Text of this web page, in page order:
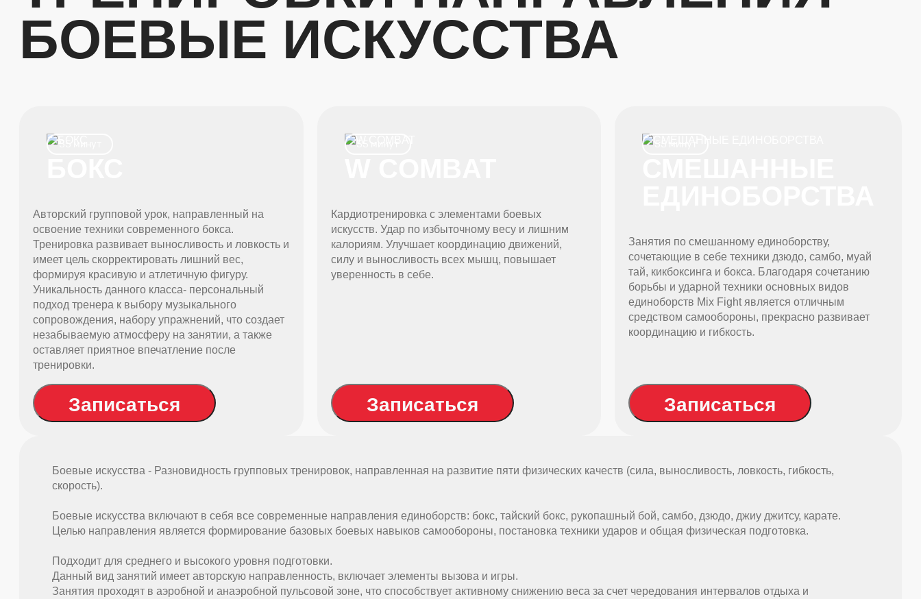
БОЕВЫЕ ИСКУССТВА
Авторский групповой урок, направленный на
освоение техники современного бокса.
Тренировка развивает выносливость и ловкость и
имеет цель скорректировать лишний вес,
формируя красивую и атлетичную фигуру.
Уникальность данного класса- персональный
подход тренера к выбору музыкального
сопровождения, набору упражнений, что создает
незабываемую атмосферу на занятии, а также
оставляет приятное впечатление после
тренировки.
Записаться
Кардиотренировка с элементами боевых
искусств. Удар по избыточному весу и лишним
калориям. Улучшает координацию движений,
силу и выносливость всех мышц, повышает
уверенность в себе.
Записаться
Занятия по смешанному единоборству,
сочетающие в себе техники дзюдо, самбо, муай
тай, кикбоксинга и бокса. Благодаря сочетанию
борьбы и ударной техники основных видов
единоборств Mix Fight является отличным
средством самообороны, прекрасно развивает
координацию и гибкость.
Записаться
Боевые искусства - Разновидность групповых тренировок, направленная на развитие пяти физических качеств (сила, выносливость, ловкость, гибкость,
скорость). ‍
Боевые искусства включают в себя все современные направления единоборств: бокс, тайский бокс, рукопашный бой, самбо, дзюдо, джиу джитсу, карате.
Целью направления является формирование базовых боевых навыков самообороны, постановка техники ударов и общая физическая подготовка.
Подходит для среднего и высокого уровня подготовки.
Данный вид занятий имеет авторскую направленность, включает элементы вызова и игры.
Занятия проходят в аэробной и анаэробной пульсовой зоне, что способствует активному снижению веса за счет чередования интервалов отдыха и